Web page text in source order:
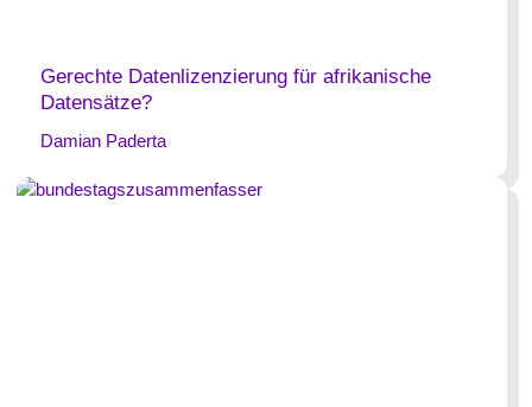
Gerechte Datenlizenzierung für afrikanische
Datensätze?
Damian Paderta